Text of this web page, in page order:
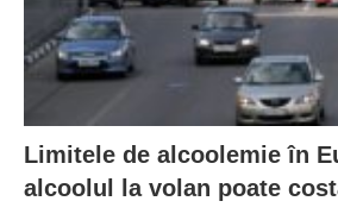
Limitele de alcoolemie în
alcoolul la volan poate